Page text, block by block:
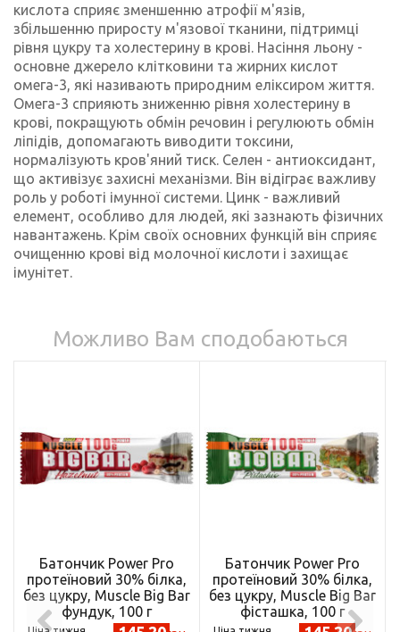
кислота сприяє зменшенню атрофії м'язів,
збільшенню приросту м'язової тканини, підтримці
рівня цукру та холестерину в крові. Насіння льону -
основне джерело клітковини та жирних кислот
омега-3, які називають природним еліксиром життя.
Омега-3 сприяють зниженню рівня холестерину в
крові, покращують обмін речовин і регулюють обмін
ліпідів, допомагають виводити токсини,
нормалізують кров'яний тиск. Селен - антиоксидант,
що активізує захисні механізми. Він відіграє важливу
роль у роботі імунної системи. Цинк - важливий
елемент, особливо для людей, які зазнають фізичних
навантажень. Крім своїх основних функцій він сприяє
очищенню крові від молочної кислоти і захищає
імунітет.
Можливо Вам сподобаються
Батончик Power Pro
протеїновий 30% білка,
без цукру, Muscle Big Bar
фундук, 100 г
Батончик Power Pro
протеїновий 30% білка,
без цукру, Muscle Big Bar
фісташка, 100 г